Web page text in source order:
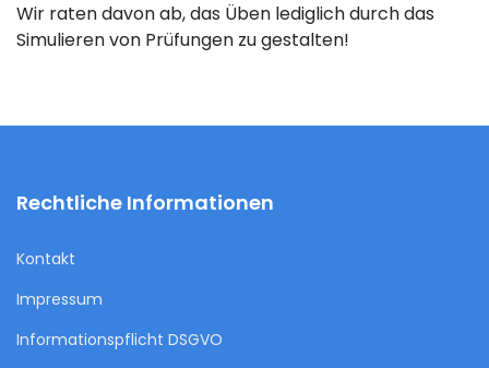
Wir raten davon ab, das Üben lediglich durch das
Simulieren von Prüfungen zu gestalten!
Rechtliche Informationen
Kontakt
Impressum
Informationspflicht DSGVO